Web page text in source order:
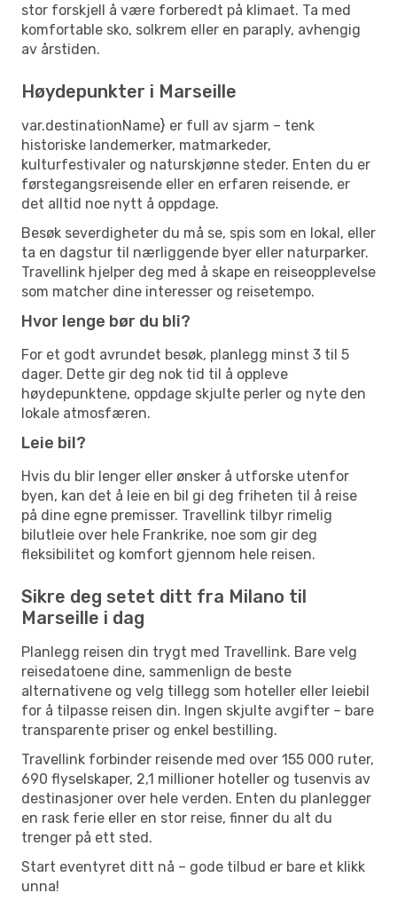
stor forskjell å være forberedt på klimaet. Ta med
komfortable sko, solkrem eller en paraply, avhengig
av årstiden.
Høydepunkter i Marseille
var.destinationName} er full av sjarm – tenk
historiske landemerker, matmarkeder,
kulturfestivaler og naturskjønne steder. Enten du er
førstegangsreisende eller en erfaren reisende, er
det alltid noe nytt å oppdage.
Besøk severdigheter du må se, spis som en lokal, eller
ta en dagstur til nærliggende byer eller naturparker.
Travellink hjelper deg med å skape en reiseopplevelse
som matcher dine interesser og reisetempo.
Hvor lenge bør du bli?
For et godt avrundet besøk, planlegg minst 3 til 5
dager. Dette gir deg nok tid til å oppleve
høydepunktene, oppdage skjulte perler og nyte den
lokale atmosfæren.
Leie bil?
Hvis du blir lenger eller ønsker å utforske utenfor
byen, kan det å leie en bil gi deg friheten til å reise
på dine egne premisser. Travellink tilbyr rimelig
bilutleie over hele Frankrike, noe som gir deg
fleksibilitet og komfort gjennom hele reisen.
Sikre deg setet ditt fra Milano til
Marseille i dag
Planlegg reisen din trygt med Travellink. Bare velg
reisedatoene dine, sammenlign de beste
alternativene og velg tillegg som hoteller eller leiebil
for å tilpasse reisen din. Ingen skjulte avgifter – bare
transparente priser og enkel bestilling.
Travellink forbinder reisende med over 155 000 ruter,
690 flyselskaper, 2,1 millioner hoteller og tusenvis av
destinasjoner over hele verden. Enten du planlegger
en rask ferie eller en stor reise, finner du alt du
trenger på ett sted.
Start eventyret ditt nå – gode tilbud er bare et klikk
unna!